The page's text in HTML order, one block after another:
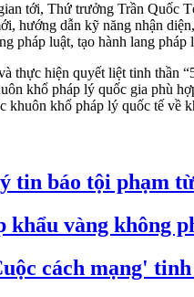
tới, Thứ trưởng Trần Quốc
hướng dẫn kỹ năng nhận
pháp luật, tạo hành lang
thực hiện quyết liệt tinh thần
khổ pháp lý quốc gia phù
khuôn khổ pháp lý quốc tế về
tin báo tội phạm
vàng không
cách mạng'